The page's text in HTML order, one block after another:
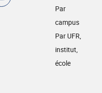
Par
campus
Par UFR,
institut,
école